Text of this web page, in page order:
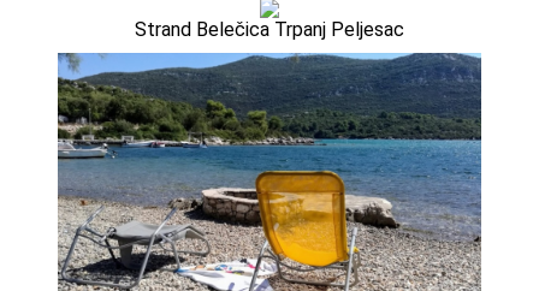
Strand Belečica Trpanj Peljesac